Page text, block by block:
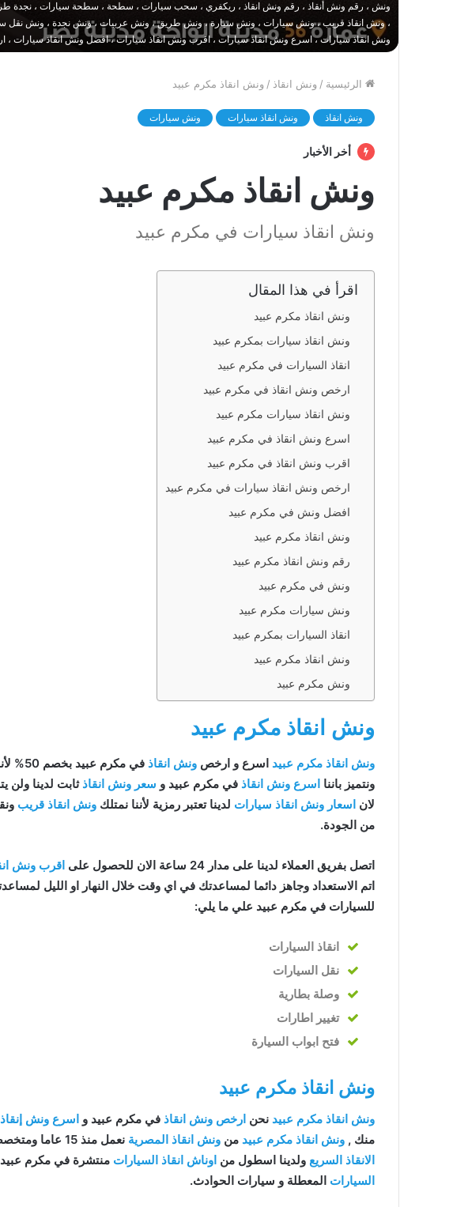
ونش ، رقم ونش أنقاذ ، رقم ونش انقاذ ، ريكفري ، سحب سيارات ، سطحة ، سطحة سيارات ، نجدة
، ونش انقاذ قريب ، ونش سيارات ، ونش سيارة ، ونش طريق ، ونش عربيات ، ونش نجدة ، ونش نقل
ونش انقاذ سيارات ، اسرع ونش انقاذ سيارات ، اقرب ونش انقاذ سيارات ، افضل ونش انقاذ سيارات
الرئيسية / ونش انقاذ / ونش انقاذ مكرم عبيد
ونش انقاذ ونش انقاذ سيارات ونش سيارات
أخر الأخبار
ونش انقاذ مكرم عبيد
ونش انقاذ سيارات في مكرم عبيد
اقرأ في هذا المقال
ونش انقاذ مكرم عبيد
ونش انقاذ سيارات بمكرم عبيد
انقاذ السيارات في مكرم عبيد
ارخص ونش انقاذ في مكرم عبيد
ونش انقاذ سيارات مكرم عبيد
اسرع ونش انقاذ في مكرم عبيد
اقرب ونش انقاذ في مكرم عبيد
ارخص ونش انقاذ سيارات في مكرم عبيد
افضل ونش في مكرم عبيد
ونش انقاذ مكرم عبيد
رقم ونش انقاذ مكرم عبيد
ونش في مكرم عبيد
ونش سيارات مكرم عبيد
انقاذ السيارات بمكرم عبيد
ونش انقاذ مكرم عبيد
ونش مكرم عبيد
ونش انقاذ مكرم عبيد
ونش انقاذ مكرم عبيد اسرع و ارخص ونش انقاذ في مكرم عبيد بخصم 50% لأننا
ونتميز باننا اسرع ونش انقاذ في مكرم عبيد و سعر ونش انقاذ ثابت لدينا ولن
لان اسعار ونش انقاذ سيارات لدينا تعتبر رمزية لأننا نمتلك ونش انقاذ قريب
من الجودة.
اتصل بفريق العملاء لدينا على مدار 24 ساعة الان للحصول على اقرب ونش
اتم الاستعداد وجاهز دائما لمساعدتك في اي وقت خلال النهار او الليل
للسيارات في مكرم عبيد علي ما يلي:
انقاذ السيارات
نقل السيارات
وصلة بطارية
تغيير اطارات
فتح ابواب السيارة
ونش انقاذ مكرم عبيد
ونش انقاذ مكرم عبيد نحن ارخص ونش انقاذ في مكرم عبيد و اسرع ونش إنقاذ
منك , ونش انقاذ مكرم عبيد من ونش انقاذ المصرية نعمل منذ 15 عاما ومتخصصون في
الانقاذ السريع ولدينا اسطول من اوناش انقاذ السيارات منتشرة في مكرم عبيد
السيارات المعطلة و سيارات الحوادث.